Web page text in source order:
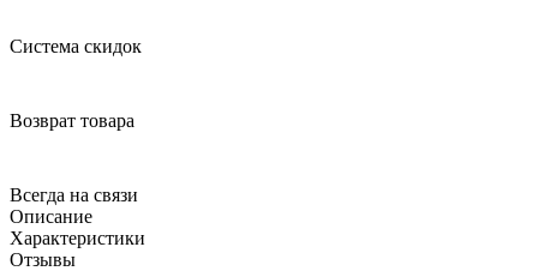
Система скидок
Возврат товара
Всегда на связи
Описание
Характеристики
Отзывы